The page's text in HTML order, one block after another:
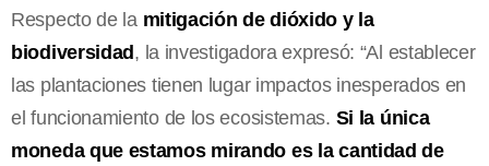
Respecto de la mitigación de dióxido y la
biodiversidad, la investigadora expresó: “Al establecer
las plantaciones tienen lugar impactos inesperados en
el funcionamiento de los ecosistemas. Si la única
moneda que estamos mirando es la cantidad de